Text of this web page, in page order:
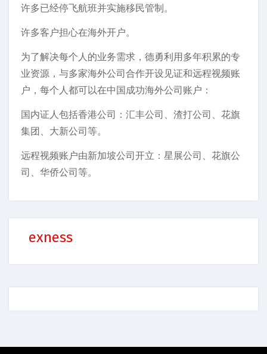
许多已经停飞航班并实施移民管制。
许多客户担心在海外开户。
为了解决每个人的业务需求，德勇利用多年积累的专
业资源，与多家海外公司合作开设见证和远程视频账
户，每个人都可以在中国成功海外公司账户：
国内证人包括香港公司：汇丰公司、渣打公司、花旗
集团、大新公司等。
远程视频账户由新加坡公司开立：星展公司、花旗公
司、华侨公司等。
exness